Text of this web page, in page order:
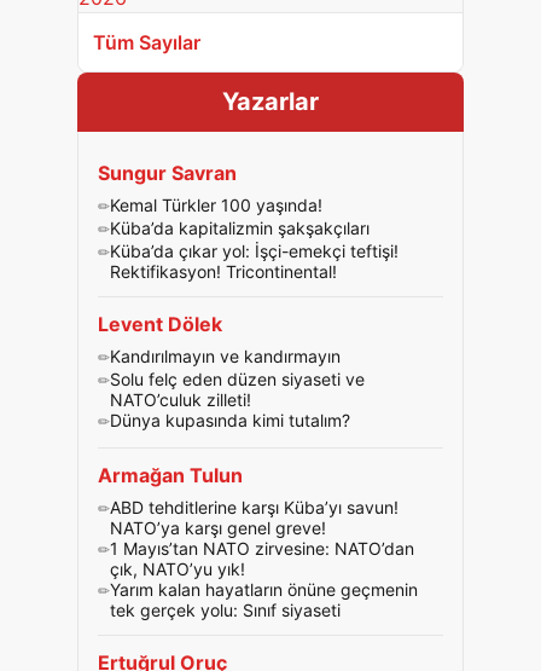
Tüm Sayılar
Yazarlar
Sungur Savran
Kemal Türkler 100 yaşında!
Küba’da kapitalizmin şakşakçıları
Küba’da çıkar yol: İşçi-emekçi teftişi!
Rektifikasyon! Tricontinental!
Levent Dölek
Kandırılmayın ve kandırmayın
Solu felç eden düzen siyaseti ve
NATO’culuk zilleti!
Dünya kupasında kimi tutalım?
Armağan Tulun
ABD tehditlerine karşı Küba’yı savun!
NATO’ya karşı genel greve!
1 Mayıs’tan NATO zirvesine: NATO’dan
çık, NATO’yu yık!
Yarım kalan hayatların önüne geçmenin
tek gerçek yolu: Sınıf siyaseti
Ertuğrul Oruç